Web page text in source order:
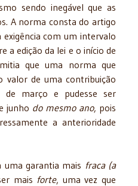
sendo inegável que as
A norma consta do artigo
exigência com um intervalo
a edição da lei e o início de
que uma norma que
valor de uma contribuição
de março e pudesse ser
junho do mesmo ano, pois
a anterioridade
uma garantia mais fraca (a
mais forte, uma vez que